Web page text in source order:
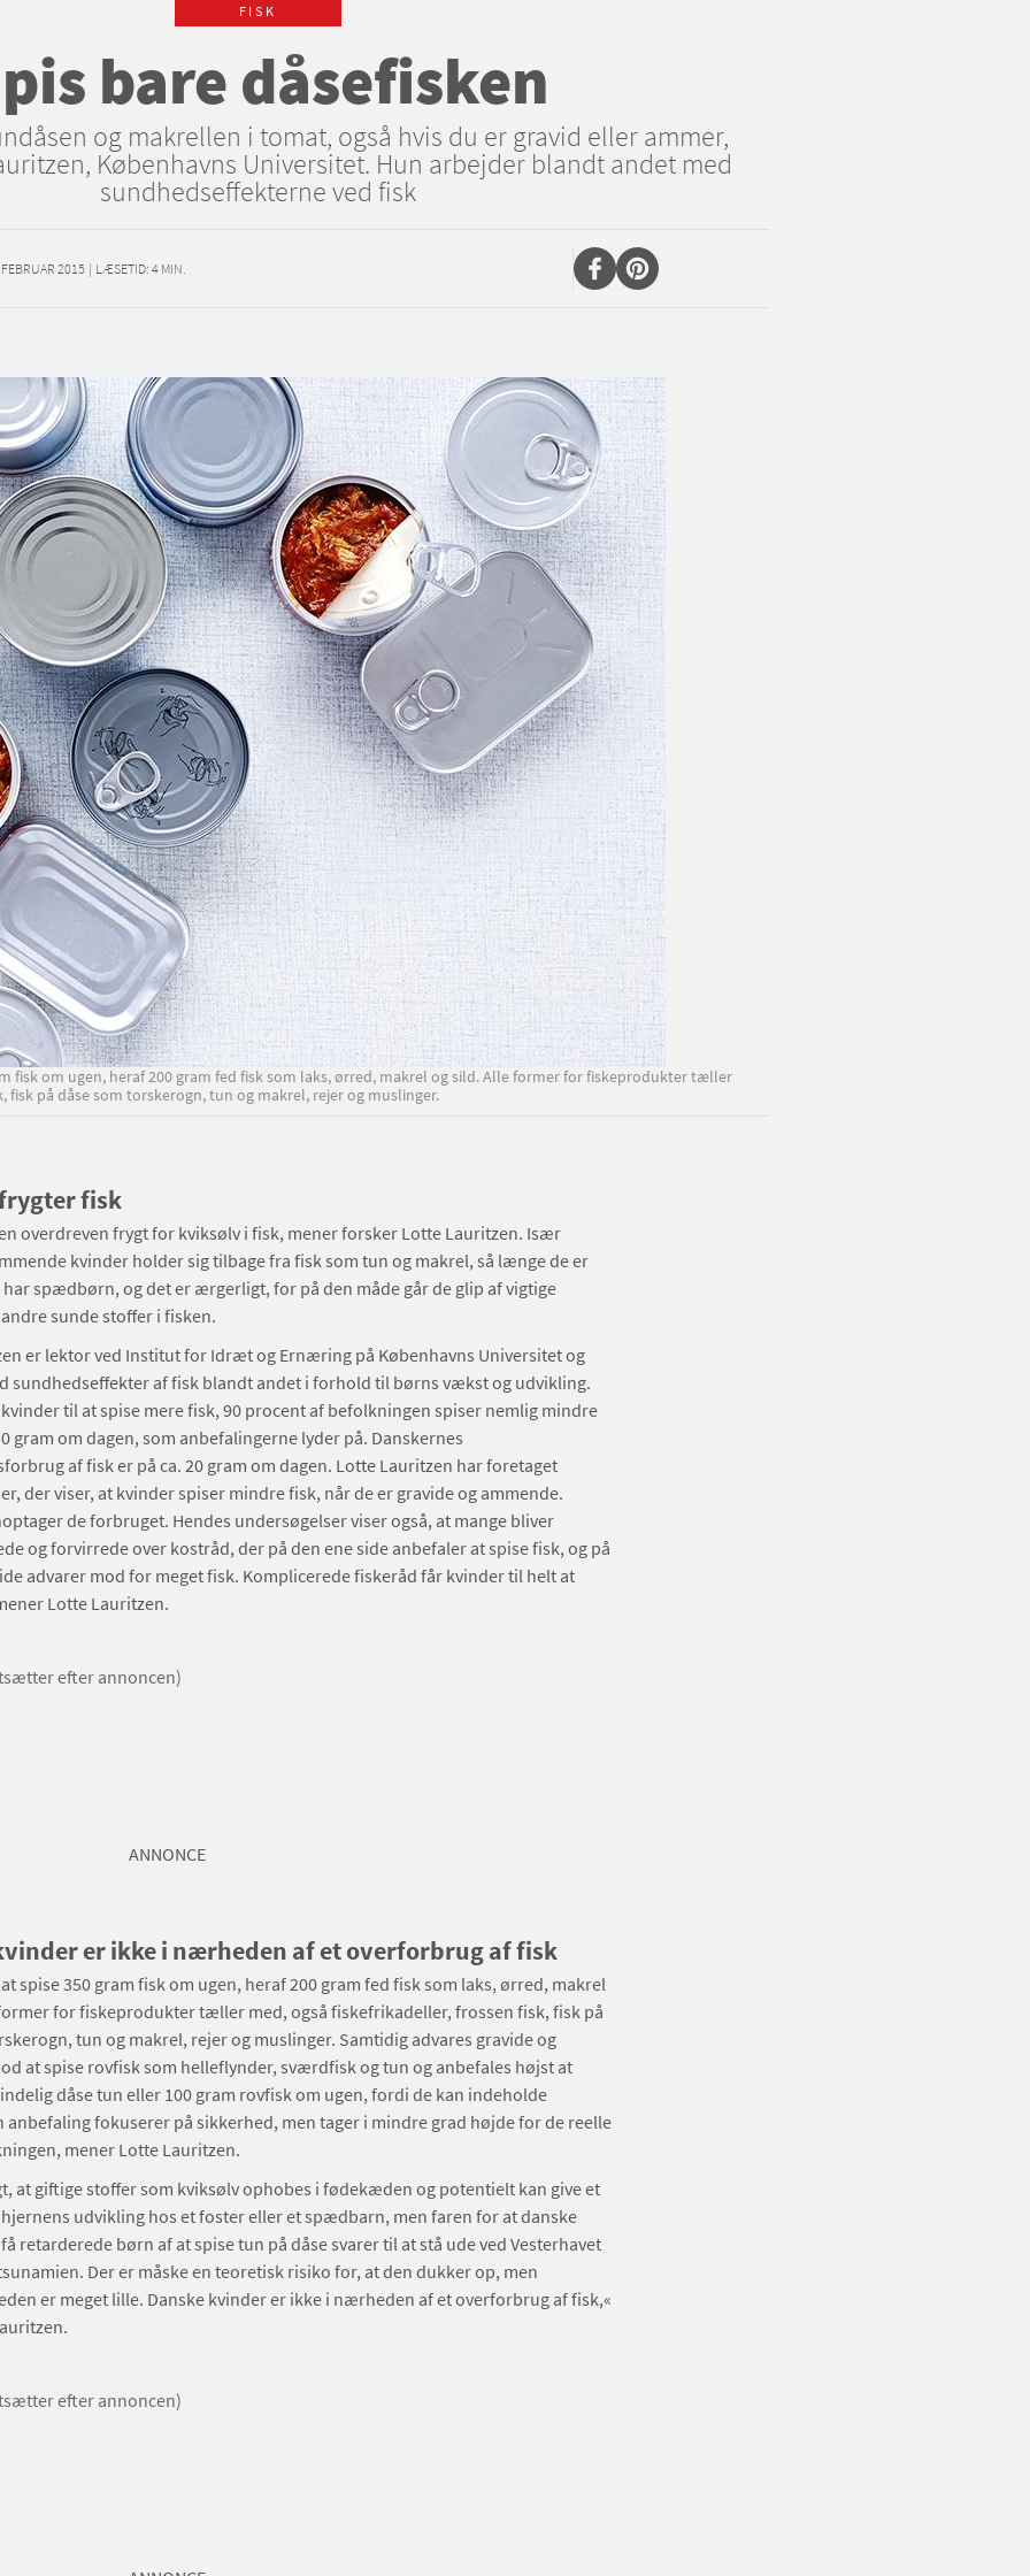
FISK
bare dåsefisken
og makrellen i tomat, også hvis du er gravid eller ammer,
Københavns Universitet. Hun arbejder blandt andet med
sundhedseffekterne ved fisk
2015 | LÆSETID: 4 MIN.
fisk om ugen, heraf 200 gram fed fisk som laks, ørred, makrel og sild. Alle former for fiskeprodukter tæller
fisk på dåse som torskerogn, tun og makrel, rejer og muslinger.
fisk
overdreven frygt for kviksølv i fisk, mener forsker Lotte Lauritzen. Især
kvinder holder sig tilbage fra fisk som tun og makrel, så længe de er
spædbørn, og det er ærgerligt, for på den måde går de glip af vigtige
sunde stoffer i fisken.
er lektor ved Institut for Idræt og Ernæring på Københavns Universitet og
sundhedseffekter af fisk blandt andet i forhold til børns vækst og udvikling.
til at spise mere fisk, 90 procent af befolkningen spiser nemlig mindre
gram om dagen, som anbefalingerne lyder på. Danskernes
af fisk er på ca. 20 gram om dagen. Lotte Lauritzen har foretaget
der viser, at kvinder spiser mindre fisk, når de er gravide og ammende.
de forbruget. Hendes undersøgelser viser også, at mange bliver
og forvirrede over kostråd, der på den ene side anbefaler at spise fisk, og på
advarer mod for meget fisk. Komplicerede fiskeråd får kvinder til helt at
Lotte Lauritzen.
efter annoncen)
ANNONCE
er ikke i nærheden af et overforbrug af fisk
spise 350 gram fisk om ugen, heraf 200 gram fed fisk som laks, ørred, makrel
for fiskeprodukter tæller med, også fiskefrikadeller, frossen fisk, fisk på
tun og makrel, rejer og muslinger. Samtidig advares gravide og
at spise rovfisk som helleflynder, sværdfisk og tun og anbefales højst at
dåse tun eller 100 gram rovfisk om ugen, fordi de kan indeholde
anbefaling fokuserer på sikkerhed, men tager i mindre grad højde for de reelle
mener Lotte Lauritzen.
at giftige stoffer som kviksølv ophobes i fødekæden og potentielt kan give et
udvikling hos et foster eller et spædbarn, men faren for at danske
retarderede børn af at spise tun på dåse svarer til at stå ude ved Vesterhavet
Der er måske en teoretisk risiko for, at den dukker op, men
er meget lille. Danske kvinder er ikke i nærheden af et overforbrug af fisk,«
efter annoncen)